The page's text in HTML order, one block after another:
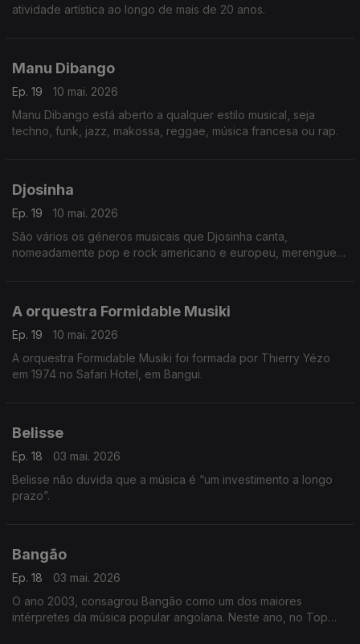
atividade artística ao longo de mais de 20 anos.
Manu Dibango
Ep. 19
10 mai. 2026
Manu Dibango está aberto a qualquer estilo musical, seja
techno, funk, jazz, makossa, reggae, música francesa ou rap.
Djosinha
Ep. 19
10 mai. 2026
São vários os géneros musicais que Djosinha canta,
nomeadamente pop e rock americano e europeu, merengue
A orquestra Formidable Musiki
Ep. 19
10 mai. 2026
A orquestra Formidable Musiki foi formada por Thierry Yézo
em 1974 no Safari Hotel, em Bangui.
Belisse
Ep. 18
03 mai. 2026
Belisse não duvida que a música é “um investimento a longo
prazo”.
Bangão
Ep. 18
03 mai. 2026
O ano 2003, consagrou Bangão como um dos maiores
intérpretes da música popular angolana. Neste ano, no Top